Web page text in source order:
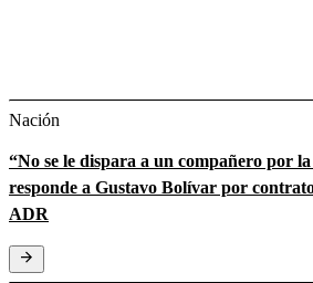
Nación
“No se le dispara a un compañero por
responde a Gustavo Bolívar por
ADR